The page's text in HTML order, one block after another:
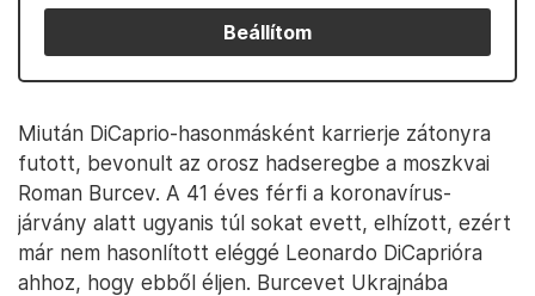
Beállítom
Miután DiCaprio-hasonmásként karrierje zátonyra
futott, bevonult az orosz hadseregbe a moszkvai
Roman Burcev. A 41 éves férfi a koronavírus-
járvány alatt ugyanis túl sokat evett, elhízott, ezért
már nem hasonlított eléggé Leonardo DiCaprióra
ahhoz, hogy ebből éljen. Burcevet Ukrajnába